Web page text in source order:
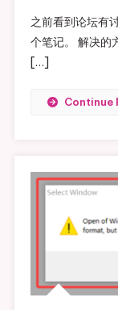
之前看到论坛有
个笔记。 解决的
[…]
Continue